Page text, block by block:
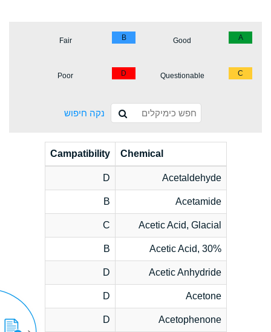
A
Good
B
Fair
C
Questionable
D
Poor
נקה חיפוש
Chemical
Campatibility
Acetaldehyde
D
Acetamide
B
Acetic Acid, Glacial
C
Acetic Acid, 30%
B
Acetic Anhydride
D
Acetone
D
Acetophenone
D